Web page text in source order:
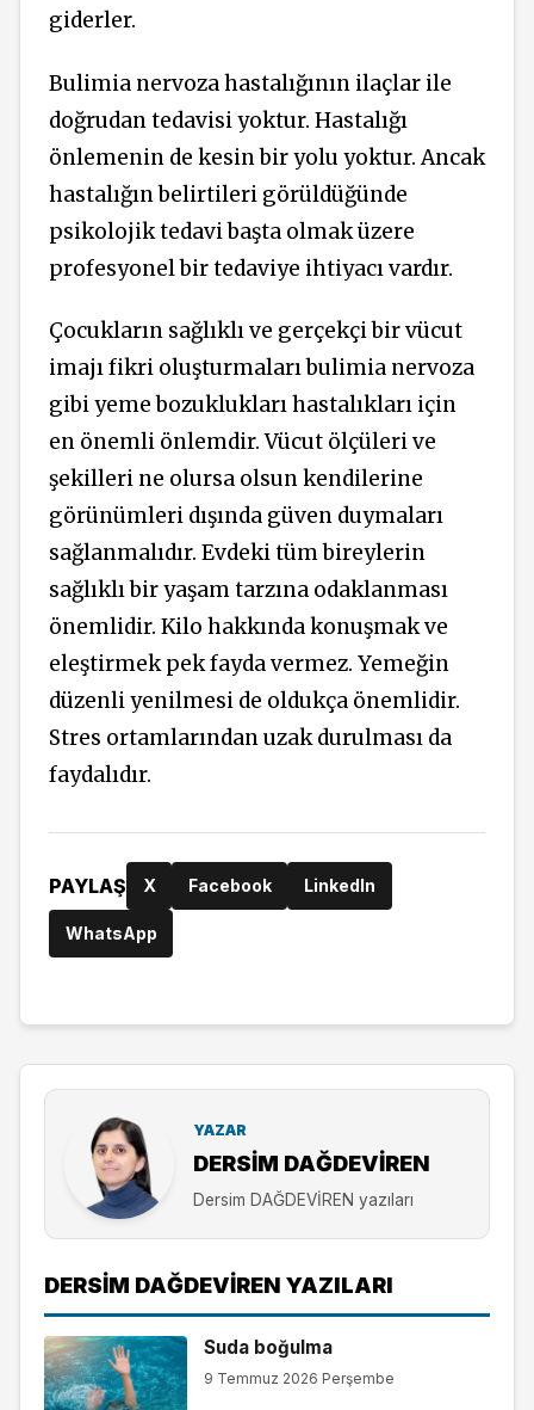
giderler.
Bulimia nervoza hastalığının ilaçlar ile
doğrudan tedavisi yoktur. Hastalığı
önlemenin de kesin bir yolu yoktur. Ancak
hastalığın belirtileri görüldüğünde
psikolojik tedavi başta olmak üzere
profesyonel bir tedaviye ihtiyacı vardır.
Çocukların sağlıklı ve gerçekçi bir vücut
imajı fikri oluşturmaları bulimia nervoza
gibi yeme bozuklukları hastalıkları için
en önemli önlemdir. Vücut ölçüleri ve
şekilleri ne olursa olsun kendilerine
görünümleri dışında güven duymaları
sağlanmalıdır. Evdeki tüm bireylerin
sağlıklı bir yaşam tarzına odaklanması
önemlidir. Kilo hakkında konuşmak ve
eleştirmek pek fayda vermez. Yemeğin
düzenli yenilmesi de oldukça önemlidir.
Stres ortamlarından uzak durulması da
faydalıdır.
PAYLAŞ X Facebook LinkedIn
WhatsApp
YAZAR
DERSIM DAĞDEVİREN
Dersim DAĞDEVİREN yazıları
DERSIM DAĞDEVİREN YAZILARI
Suda boğulma
9 Temmuz 2026 Perşembe